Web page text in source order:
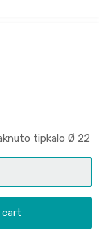
tipkalo Ø 22
cart